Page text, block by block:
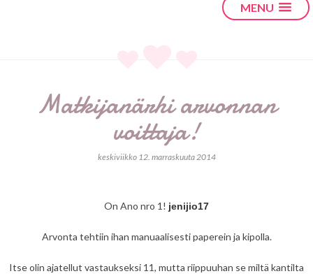
MENU
Matkijanärhi arvonnan
voittaja!
keskiviikko 12. marraskuuta 2014
On Ano nro 1! jenijio17
Arvonta tehtiin ihan manuaalisesti paperein ja kipolla.
Itse olin ajatellut vastaukseksi 11, mutta riippuuhan se miltä kantilta